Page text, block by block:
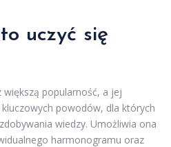
uczyć się
popularność, a jej
powodów, dla których
wiedzy. Umożliwia ona
harmonogramu oraz